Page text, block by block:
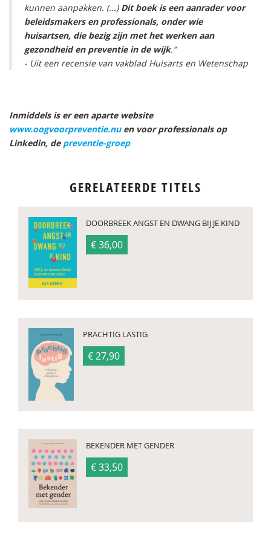
kunnen aanpakken. (...) Dit boek is een aanrader voor
beleidsmakers en professionals, onder wie
huisartsen, die bezig zijn met het werken aan
gezondheid en preventie in de wijk.”
- Uit een recensie van vakblad Huisarts en Wetenschap
Inmiddels is er een aparte website
www.oogvoorpreventie.nuen voor professionals op
Linkedin, de preventie-groep
GERELATEERDE TITELS
DOORBREEK ANGST EN DWANG BIJ JE KIND
€ 36,00
PRACHTIG LASTIG
€ 27,90
BEKENDER MET GENDER
€ 33,50